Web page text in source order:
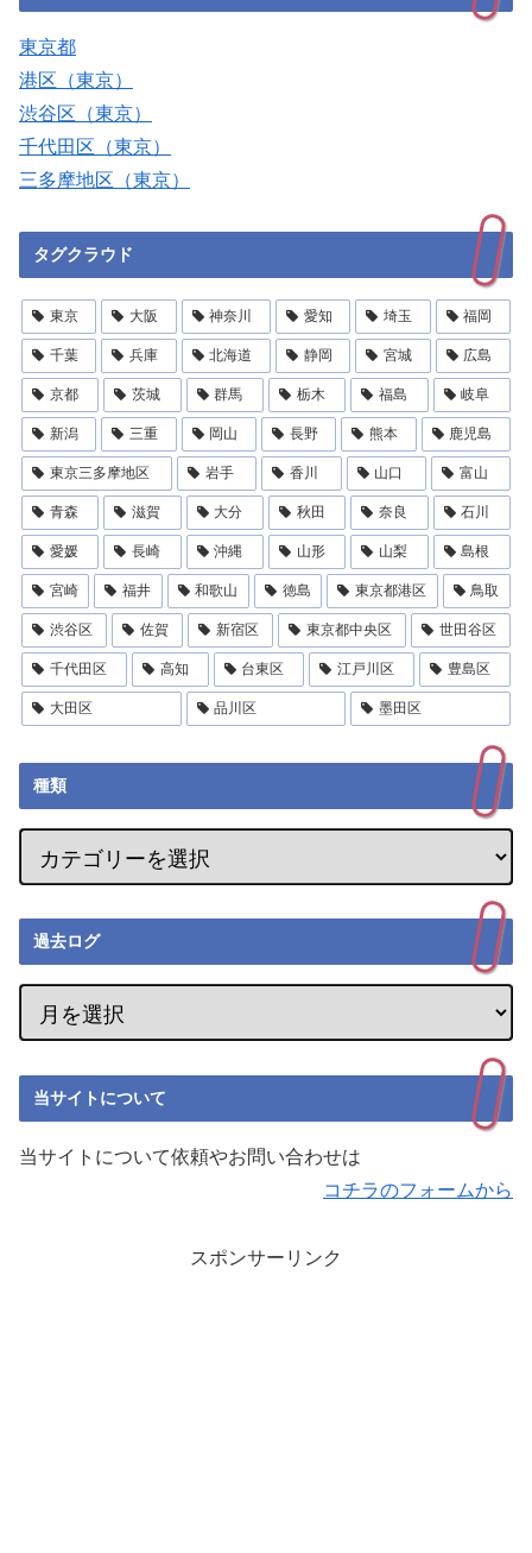
東京都
港区（東京）
渋谷区（東京）
千代田区（東京）
三多摩地区（東京）
タグクラウド
東京 大阪 神奈川 愛知 埼玉 福岡
千葉 兵庫 北海道 静岡 宮城 広島
京都 茨城 群馬 栃木 福島 岐阜
新潟 三重 岡山 長野 熊本 鹿児島
東京三多摩地区 岩手 香川 山口 富山
青森 滋賀 大分 秋田 奈良 石川
愛媛 長崎 沖縄 山形 山梨 島根
宮崎 福井 和歌山 徳島 東京都港区 鳥取
渋谷区 佐賀 新宿区 東京都中央区 世田谷区
千代田区 高知 台東区 江戸川区 豊島区
大田区 品川区 墨田区
種類
過去ログ
当サイトについて
当サイトについて依頼やお問い合わせは
コチラのフォームから
スポンサーリンク